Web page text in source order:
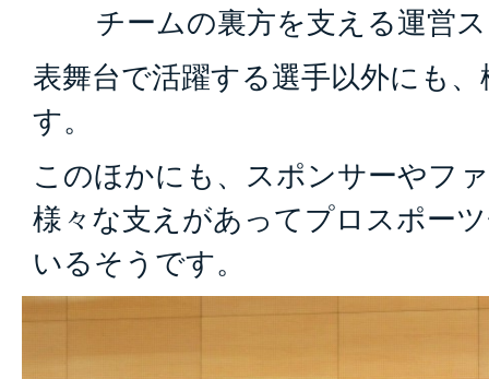
チームの裏方を支える運営
表舞台で活躍する選手以外にも
す。
このほかにも、スポンサーやフ
様々な支えがあってプロスポー
いるそうです。